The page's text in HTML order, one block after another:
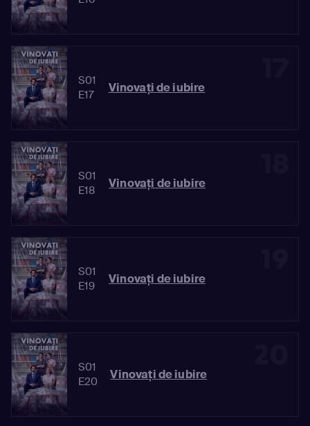
S01
E17
Vinovaţi de iubire
S01
E18
Vinovaţi de iubire
S01
E19
Vinovaţi de iubire
S01
E20
Vinovaţi de iubire